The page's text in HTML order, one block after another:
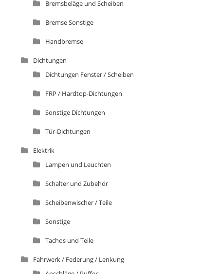
Bremsbeläge und Scheiben
Bremse Sonstige
Handbremse
Dichtungen
Dichtungen Fenster / Scheiben
FRP / Hardtop-Dichtungen
Sonstige Dichtungen
Tür-Dichtungen
Elektrik
Lampen und Leuchten
Schalter und Zubehör
Scheibenwischer / Teile
Sonstige
Tachos und Teile
Fahrwerk / Federung / Lenkung